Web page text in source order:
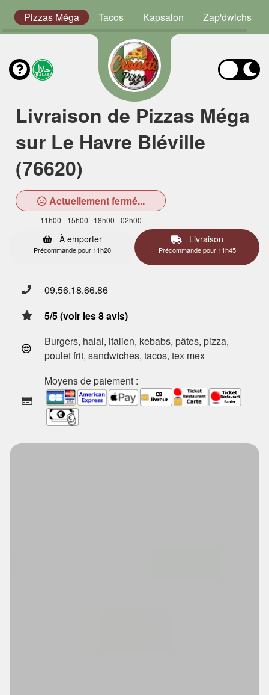
Pizzas Méga Tacos Kapsalon Zap'dwichs
Livraison de Pizzas Méga
sur Le Havre Bléville
(76620)
Actuellement fermé...
11h00 - 15h00 | 18h00 - 02h00
À emporter
Précommande pour 11h20
Livraison
Précommande pour 11h45
09.56.18.66.86
5/5 (voir les 8 avis)
Burgers, halal, italien, kebabs, pâtes, pizza,
poulet frit, sandwiches, tacos, tex mex
Moyens de paiement :